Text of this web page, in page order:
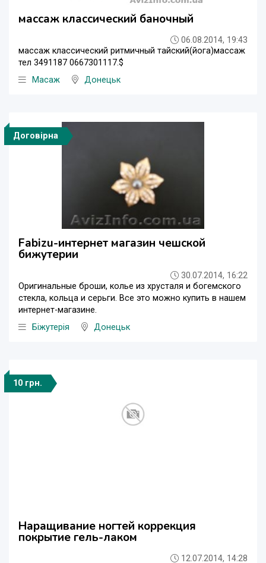
массаж классический баночный
06.08.2014, 19:43
массаж классический ритмичный тайский(йога)массаж
тел 3491187 0667301117.$
Масаж
Донецьк
Договірна
Fabizu-интернет магазин чешской
бижутерии
30.07.2014, 16:22
Оригинальные броши, колье из хрусталя и богемского
стекла, кольца и серьги. Все это можно купить в нашем
интернет-магазине.
Біжутерія
Донецьк
10 грн.
Наращивание ногтей коррекция
покрытие гель-лаком
12.07.2014, 14:28